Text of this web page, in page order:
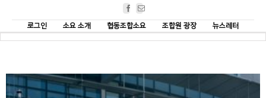
Facebook
로그인
소요 소개 협동조합소요 조합원 광장 뉴스레터